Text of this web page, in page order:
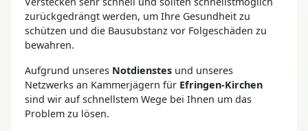
zurückgedrängt werden, um Ihre Gesundheit zu
schützen und die Bausubstanz vor Folgeschäden zu
bewahren.
Aufgrund unseres Notdienstes und unseres
Netzwerks an Kammerjägern für Efringen-Kirchen
sind wir auf schnellstem Wege bei Ihnen um das
Problem zu lösen.